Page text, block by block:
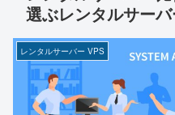
選ぶレンタルサーバ
レンタルサーバー VPS